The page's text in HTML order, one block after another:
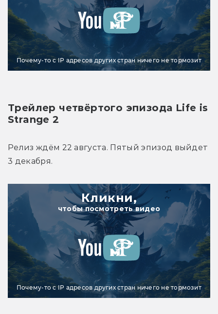
Почему-то с IP адресов других стран ничего не тормозит
Трейлер четвёртого эпизода Life is
Strange 2
Релиз ждём 22 августа. Пятый эпизод выйдет
3 декабря.
Кликни,
чтобы посмотреть видео
Почему-то с IP адресов других стран ничего не тормозит